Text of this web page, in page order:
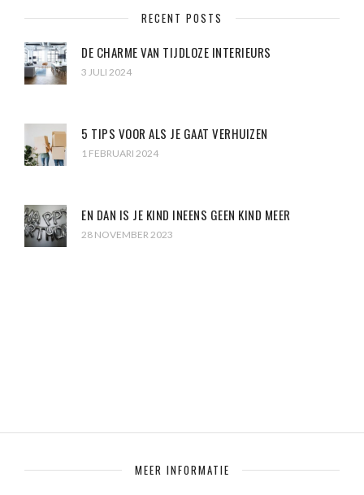
RECENT POSTS
DE CHARME VAN TIJDLOZE INTERIEURS
3 JULI 2024
5 TIPS VOOR ALS JE GAAT VERHUIZEN
1 FEBRUARI 2024
EN DAN IS JE KIND INEENS GEEN KIND MEER
28 NOVEMBER 2023
MEER INFORMATIE